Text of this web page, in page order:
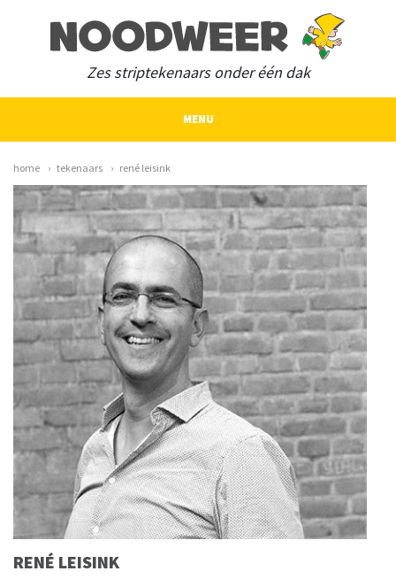
Zes striptekenaars onder één dak
MENU
home tekenaars rené leisink
RENÉ LEISINK